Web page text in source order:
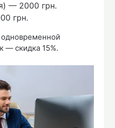
— 2000 грн.
грн.
— скидка 15%.